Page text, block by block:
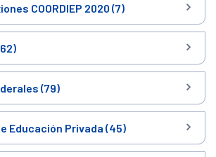
COORDIEP 2020 (7)
(79)
Educación Privada (45)